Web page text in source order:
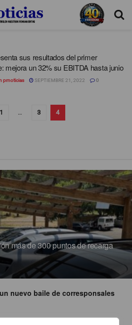
sus resultados del primer
mejora un 32% su EBITDA hasta junio
prnoticias SEPTIEMBRE 21, 2022 0
1 … 3 4
más de 300 puntos de recarga
nuevo baile de corresponsales